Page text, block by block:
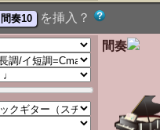
を挿入？
間奏